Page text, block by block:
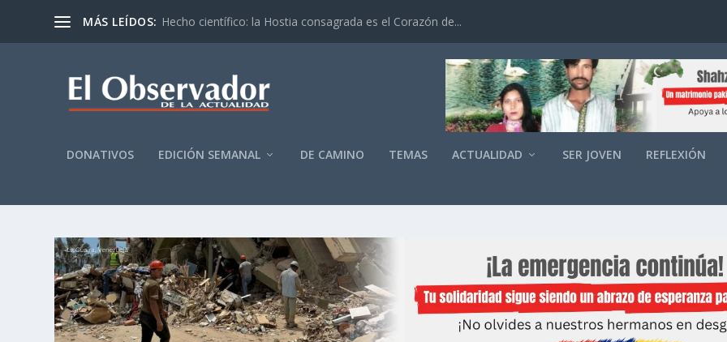
MÁS LEÍDOS: Hecho científico: la Hostia consagrada es el Corazón de...
DONATIVOS EDICIÓN SEMANAL DE CAMINO TEMAS ACTUALIDAD SER JOVEN REFLEXIÓN